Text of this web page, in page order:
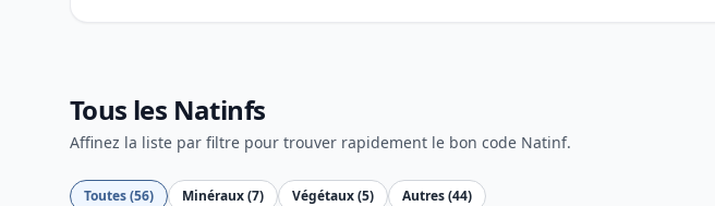
Tous les Natinfs
Affinez la liste par filtre pour trouver rapidement le bon code Natinf.
Toutes (56) Minéraux (7) Végétaux (5) Autres (44)